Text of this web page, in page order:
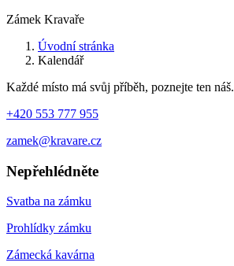
Zámek Kravaře
Úvodní stránka
Kalendář
Každé místo má svůj příběh, poznejte ten náš.
+420 553 777 955
zamek@kravare.cz
Nepřehlédněte
Svatba na zámku
Prohlídky zámku
Zámecká kavárna